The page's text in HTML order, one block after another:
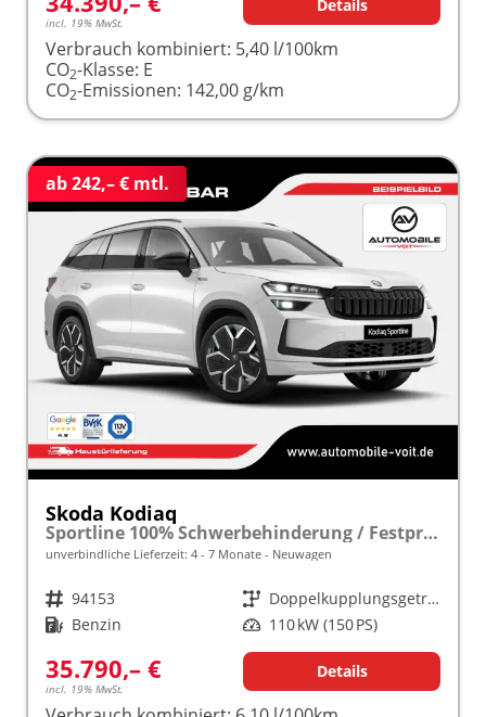
incl. 19% MwSt.
Details
Verbrauch kombiniert: 5,40 l/100km
CO2-Klasse: E
CO2-Emissionen: 142,00 g/km
ab 242,– € mtl.
Skoda Kodiaq
Sportline 100% Schwerbehinderung / Festpreisgarantie* Modelljahr 1.5 TSI Mild-Hybrid 150PS DSG "Sonderangebot bei Schwerbehinderung" frei konfigurierbar!
unverbindliche Lieferzeit: 4 - 7 Monate Neuwagen
Fahrzeugnr. 94153 Getriebe
Doppelkupplungsgetriebe (DSG)
Kraftstoff Benzin Leistung 110 kW (150 PS)
35.790,– €
incl. 19% MwSt.
Details